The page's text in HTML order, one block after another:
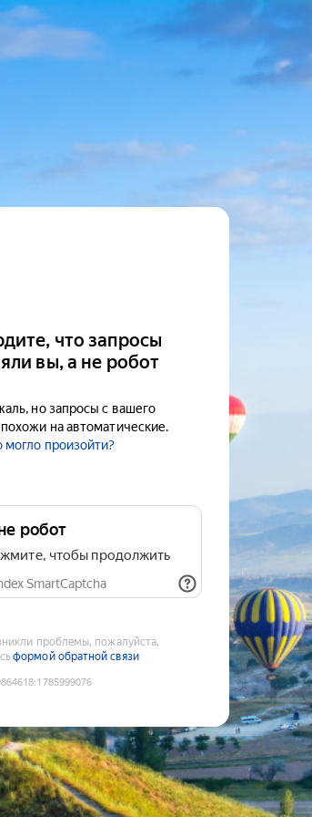
что запросы
вы, а не робот
но запросы с вашего
на автоматические.
могло произойти?
не робот
чтобы продолжить
SmartCaptcha
проблемы, пожалуйста,
формой обратной связи
:1785999076